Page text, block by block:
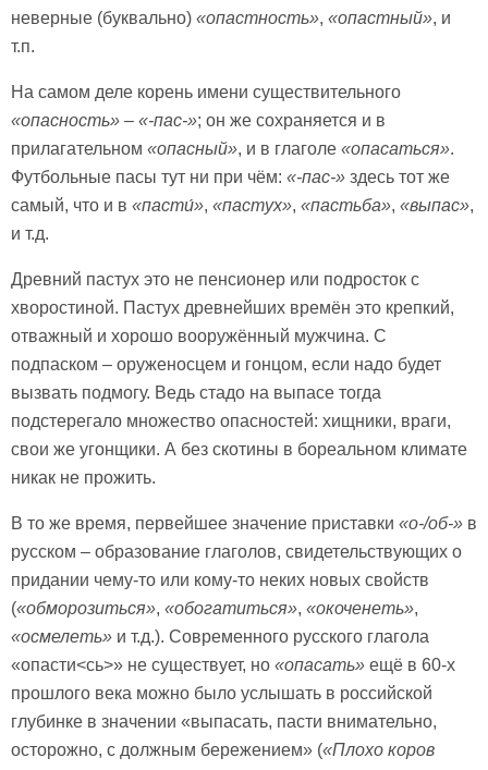
неверные (буквально) «опастность», «опастный», и
т.п.
На самом деле корень имени существительного
«опасность» – «-пас-»; он же сохраняется и в
прилагательном «опасный», и в глаголе «опасаться».
Футбольные пасы тут ни при чём: «-пас-» здесь тот же
самый, что и в «пасти́», «пастух», «пастьба», «выпас»,
и т.д.
Древний пастух это не пенсионер или подросток с
хворостиной. Пастух древнейших времён это крепкий,
отважный и хорошо вооружённый мужчина. С
подпаском – оруженосцем и гонцом, если надо будет
вызвать подмогу. Ведь стадо на выпасе тогда
подстерегало множество опасностей: хищники, враги,
свои же угонщики. А без скотины в бореальном климате
никак не прожить.
В то же время, первейшее значение приставки «о-/об-» в
русском – образование глаголов, свидетельствующих о
придании чему-то или кому-то неких новых свойств
(«обморозиться», «обогатиться», «окоченеть»,
«осмелеть» и т.д.). Современного русского глагола
«опасти<сь>» не существует, но «опасать» ещё в 60-х
прошлого века можно было услышать в российской
глубинке в значении «выпасать, пасти внимательно,
осторожно, с должным бережением» («Плохо коров